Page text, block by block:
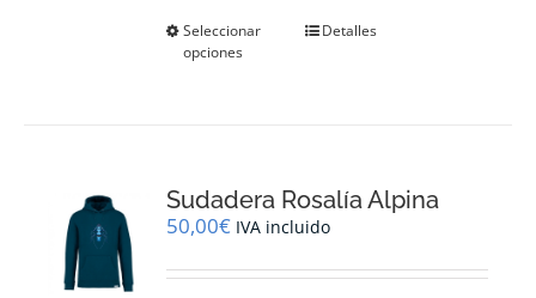
Seleccionar
opciones
Este
se
pueden
en
Detalles
Sudadera Rosalía Alpina
50,00€ IVA incluido